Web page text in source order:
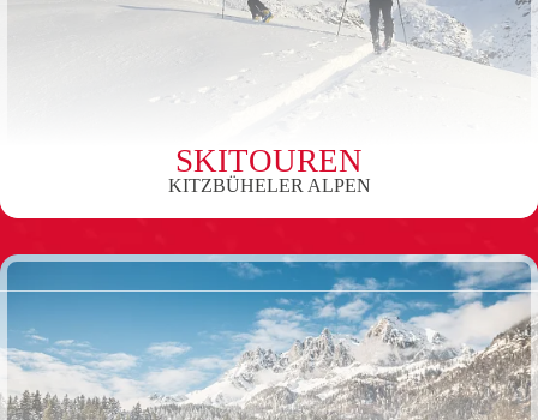
SKITOUREN
KITZBÜHELER ALPEN